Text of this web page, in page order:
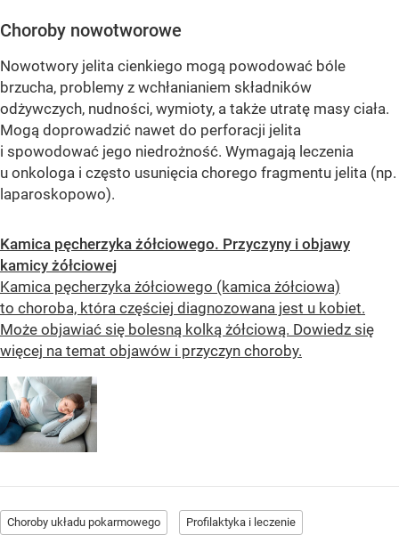
Choroby nowotworowe
Nowotwory jelita cienkiego mogą powodować bóle
brzucha, problemy z wchłanianiem składników
odżywczych, nudności, wymioty, a także utratę masy ciała.
Mogą doprowadzić nawet do perforacji jelita
i spowodować jego niedrożność. Wymagają leczenia
u onkologa i często usunięcia chorego fragmentu jelita (np.
laparoskopowo).
Kamica pęcherzyka żółciowego. Przyczyny i objawy
kamicy żółciowej
Kamica pęcherzyka żółciowego (kamica żółciowa)
to choroba, która częściej diagnozowana jest u kobiet.
Może objawiać się bolesną kolką żółciową. Dowiedz się
więcej na temat objawów i przyczyn choroby.
Choroby układu pokarmowego Profilaktyka i leczenie